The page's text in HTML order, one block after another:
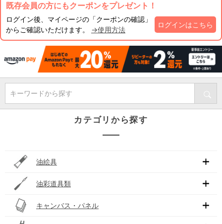
既存会員の方にもクーポンをプレゼント！
ログイン後、マイページの「クーポンの確認」
からご確認いただけます。 →使用方法
ログインはこちら
キーワードから探す
カテゴリから探す
油絵具
油彩道具類
キャンバス・パネル